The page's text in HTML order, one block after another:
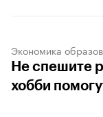
Экономика
Не спешите
хобби